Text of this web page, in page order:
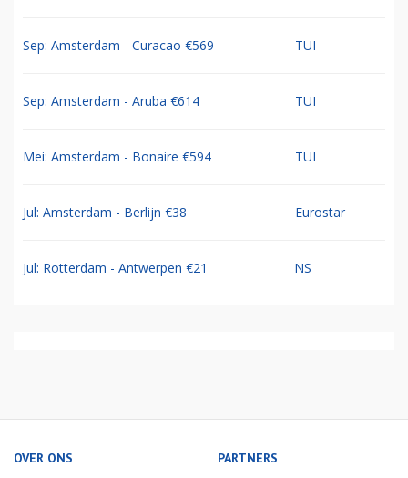
Sep: Amsterdam - Curacao €569 TUI
Sep: Amsterdam - Aruba €614 TUI
Mei: Amsterdam - Bonaire €594 TUI
Jul: Amsterdam - Berlijn €38 Eurostar
Jul: Rotterdam - Antwerpen €21 NS
OVER ONS PARTNERS